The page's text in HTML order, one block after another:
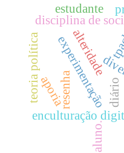
enculturação
alteridade
experimentação
aluno.
disciplina de
resenha
estudante
diário
aporia
teoria política